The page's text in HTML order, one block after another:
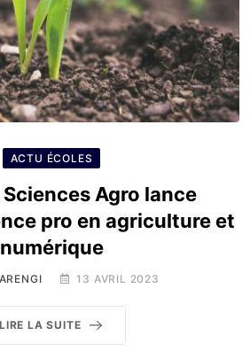
ACTU ÉCOLES
Agro lance
pro en agriculture et
numérique
13 AVRIL 2023
LIRE LA SUITE